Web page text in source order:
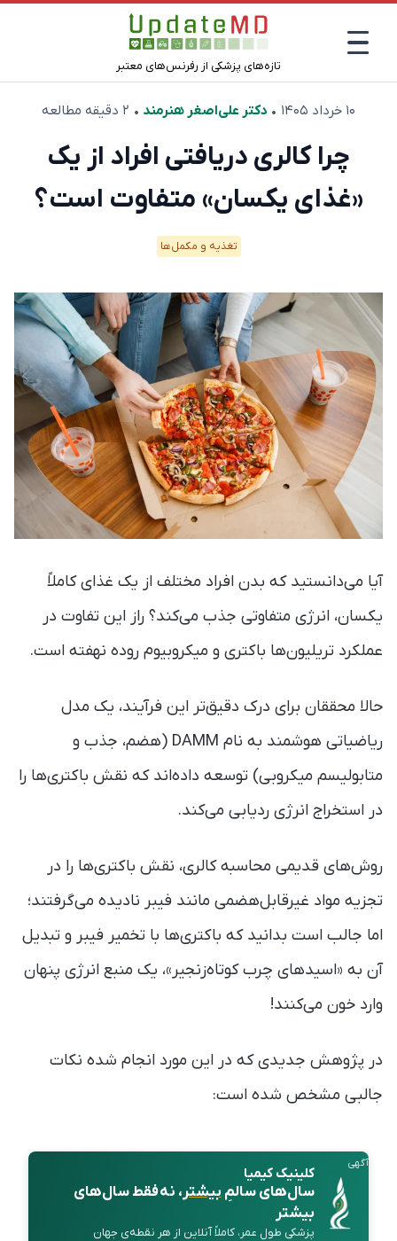
تازه‌های پزشکی از رفرنس‌های معتبر
۱۰ خرداد ۱۴۰۵ • دکتر علی‌اصغر هنرمند • ۲ دقیقه مطالعه
چرا کالری دریافتی افراد از یک
«غذای یکسان» متفاوت است؟
تغذیه و مکمل‌ها
آیا می‌دانستید که بدن افراد مختلف از یک غذای کاملاً
یکسان، انرژی متفاوتی جذب می‌کند؟ راز این تفاوت در
عملکرد تریلیون‌ها باکتری و میکروبیوم روده نهفته است.
حالا محققان برای درک دقیق‌تر این فرآیند، یک مدل
ریاضیاتی هوشمند به نام DAMM (هضم، جذب و
متابولیسم میکروبی) توسعه داده‌اند که نقش باکتری‌ها را
در استخراج انرژی ردیابی می‌کند.
روش‌های قدیمی محاسبه کالری، نقش باکتری‌ها را در
تجزیه مواد غیرقابل‌هضمی مانند فیبر نادیده می‌گرفتند؛
اما جالب است بدانید که باکتری‌ها با تخمیر فیبر و تبدیل
آن به «اسیدهای چرب کوتاه‌زنجیر»، یک منبع انرژی پنهان
وارد خون می‌کنند!
در پژوهش جدیدی که در این مورد انجام شده نکات
جالبی مشخص شده است:
آگهی
کلینیک کیمیا
سال‌های سالمِبیشتر، نه فقط سال‌های
بیشتر
پزشکی طول عمر، کاملاً آنلاین از هر نقطه‌ی جهان